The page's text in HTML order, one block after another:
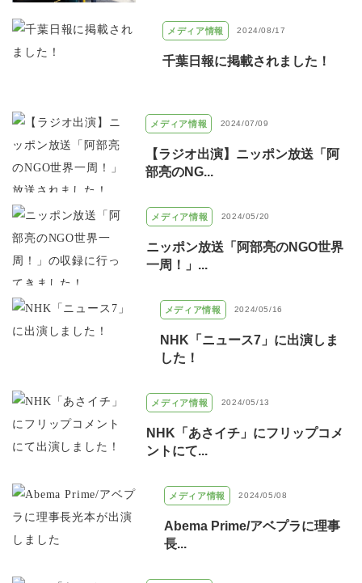
メディア情報 2024/08/17
千葉日報に掲載されました！
メディア情報 2024/07/09
【ラジオ出演】ニッポン放送「阿
部亮のNG...
メディア情報 2024/05/20
ニッポン放送「阿部亮のNGO世界
一周！」...
メディア情報 2024/05/16
NHK「ニュース7」に出演しま
した！
メディア情報 2024/05/13
NHK「あさイチ」にフリップコメ
ントにて...
メディア情報 2024/05/08
Abema Prime/アベプラに理事
長...